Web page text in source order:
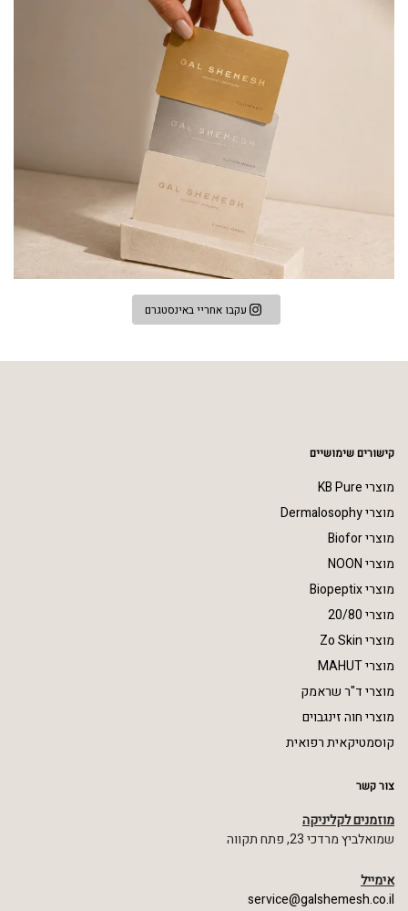
עקבו אחריי באינסטגרם
קישורים שימושיים
מוצרי KB Pure
מוצרי Dermalosophy
מוצרי Biofor
מוצרי NOON
מוצרי Biopeptix
מוצרי 20/80
מוצרי Zo Skin
מוצרי MAHUT
מוצרי ד"ר שראמק
מוצרי חוה זינגבוים
קוסמטיקאית רפואית
צור קשר
מוזמנים לקליניקה
שמואלביץ מרדכי 23, פתח תקווה
אימייל
service@galshemesh.co.il